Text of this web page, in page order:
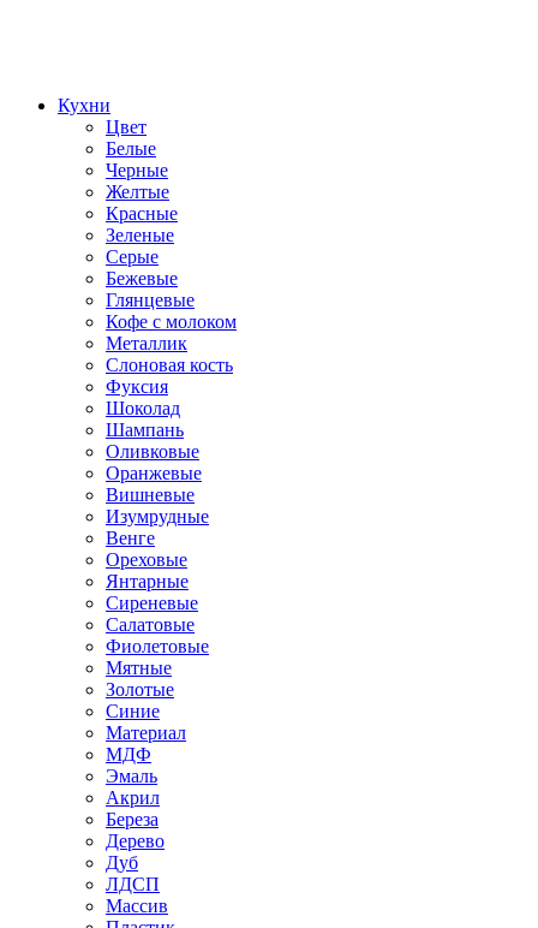
Кухни
Цвет
Белые
Черные
Желтые
Красные
Зеленые
Серые
Бежевые
Глянцевые
Кофе с молоком
Металлик
Слоновая кость
Фуксия
Шоколад
Шампань
Оливковые
Оранжевые
Вишневые
Изумрудные
Венге
Ореховые
Янтарные
Сиреневые
Салатовые
Фиолетовые
Мятные
Золотые
Синие
Материал
МДФ
Эмаль
Акрил
Береза
Дерево
Дуб
ЛДСП
Массив